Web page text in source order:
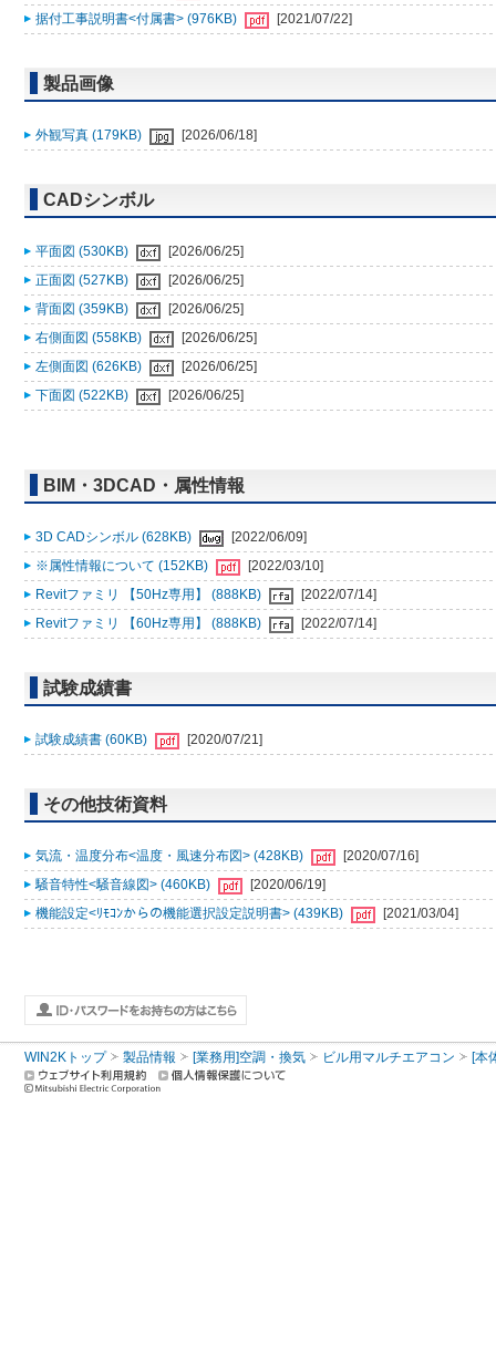
据付工事説明書<付属書> (976KB)
[2021/07/22]
製品画像
外観写真 (179KB) [2026/06/18]
CADシンボル
平面図 (530KB)
[2026/06/25]
正面図 (527KB)
[2026/06/25]
背面図 (359KB)
[2026/06/25]
右側面図 (558KB)
[2026/06/25]
左側面図 (626KB)
[2026/06/25]
下面図 (522KB)
[2026/06/25]
BIM・3DCAD・属性情報
3D CADシンボル (628KB)
[2022/06/09]
※属性情報について (152KB)
[2022/03/10]
Revitファミリ 【50Hz専用】 (888KB)
[2022/07/14]
Revitファミリ 【60Hz専用】 (888KB)
[2022/07/14]
試験成績書
試験成績書 (60KB) [2020/07/21]
その他技術資料
気流・温度分布<温度・風速分布図> (428KB)
[2020/07/16]
騒音特性<騒音線図> (460KB)
[2020/06/19]
機能設定<ﾘﾓｺﾝからの機能選択設定説明書> (439KB)
[2021/03/04]
WIN2Kトップ 製品情報 [業務用]空調・換気 ビル用マルチエアコン [本